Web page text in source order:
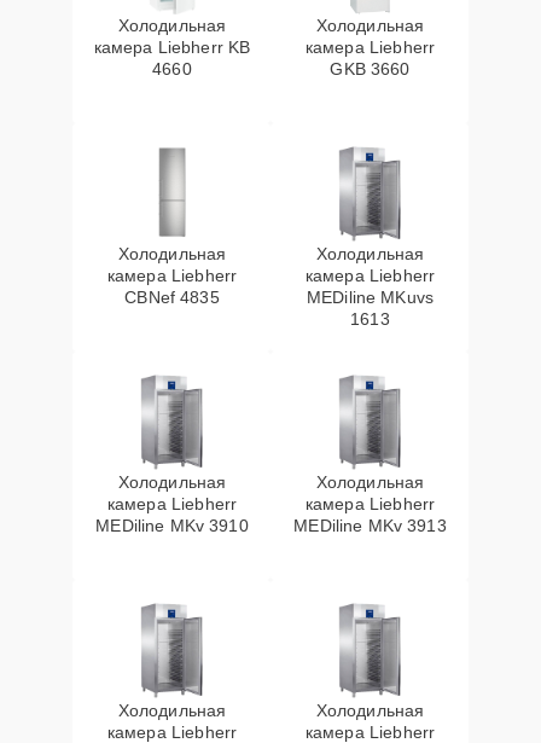
Холодильная
камера Liebherr KB
4660
Холодильная
камера Liebherr
GKB 3660
Холодильная
камера Liebherr
CBNef 4835
Холодильная
камера Liebherr
MEDiline MKuvs
1613
Холодильная
камера Liebherr
MEDiline MKv 3910
Холодильная
камера Liebherr
MEDiline MKv 3913
Холодильная
камера Liebherr
Холодильная
камера Liebherr